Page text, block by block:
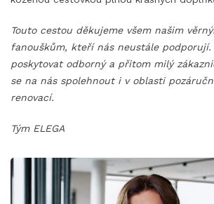
Touto cestou děkujeme všem našim
fanouškům, kteří nás neustále podporují.
poskytovat odborný a přitom milý
se na nás spolehnout i v oblasti
renovací.
Tým ELEGA